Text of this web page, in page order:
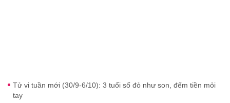
Tử vi tuần mới (30/9-6/10): 3 tuổi số đỏ như son, đếm tiền mỏi
tay